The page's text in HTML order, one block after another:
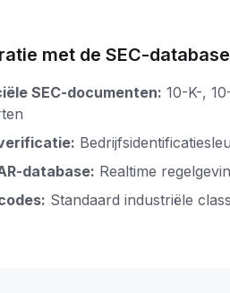
met de SEC-database
SEC-documenten: 10-K-,
database: Realtime
Standaard industriële